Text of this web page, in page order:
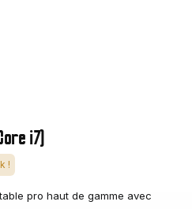
i7)
!
pro haut de gamme avec